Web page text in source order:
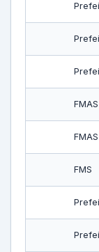
FMAS
FMAS
FMS